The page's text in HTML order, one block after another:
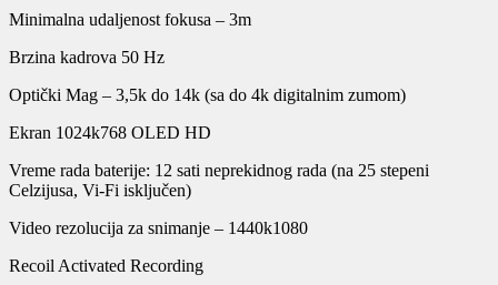
Minimalna udaljenost fokusa – 3m
Brzina kadrova 50 Hz
Optički Mag – 3,5k do 14k (sa do 4k digitalnim zumom)
Ekran 1024k768 OLED HD
Vreme rada baterije: 12 sati neprekidnog rada (na 25 stepeni
Celzijusa, Vi-Fi isključen)
Video rezolucija za snimanje – 1440k1080
Recoil Activated Recording